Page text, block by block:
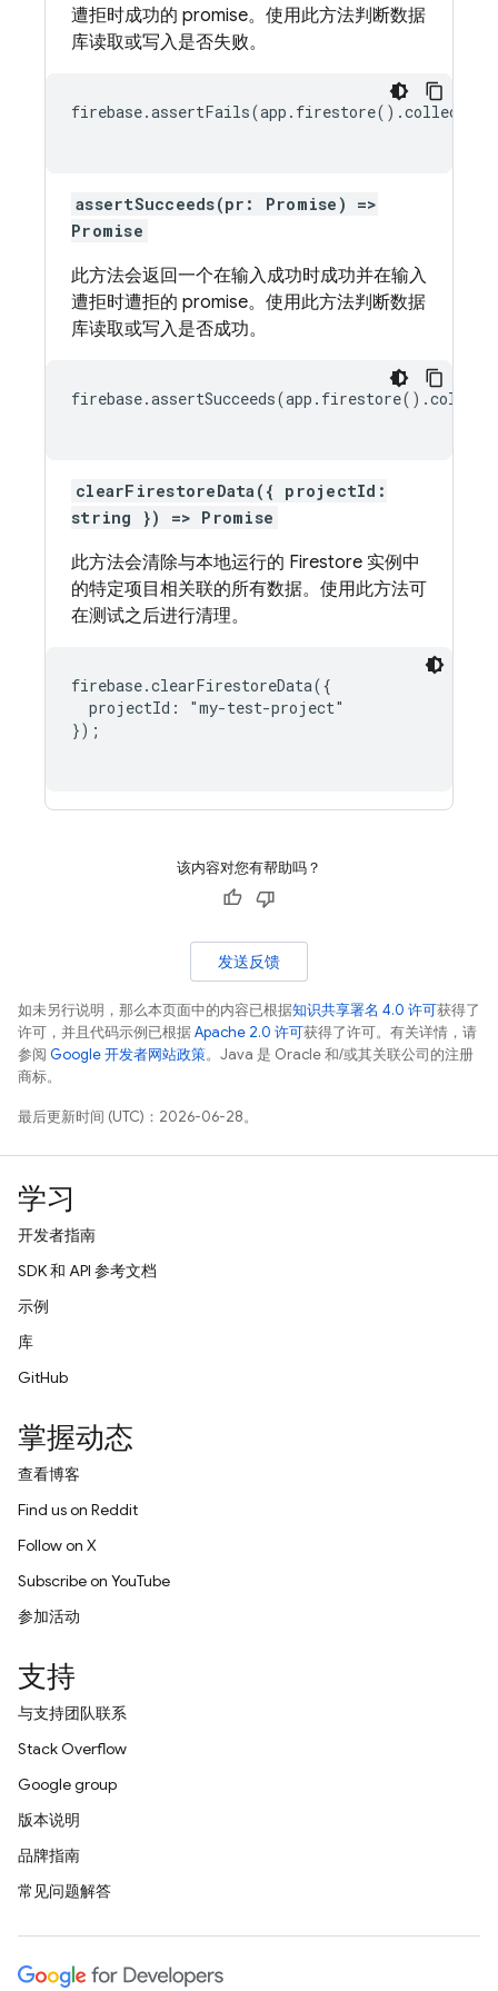
遭拒时成功的 promise。使用此方法判断数据
库读取或写入是否失败。
assertSucceeds(pr: Promise) =>
Promise
此方法会返回一个在输入成功时成功并在输入
遭拒时遭拒的 promise。使用此方法判断数据
库读取或写入是否成功。
clearFirestoreData({ projectId:
string }) => Promise
此方法会清除与本地运行的 Firestore 实例中
的特定项目相关联的所有数据。使用此方法可
在测试之后进行清理。
firebase.clearFirestoreData({
  projectId: "my-test-project"
});
该内容对您有帮助吗？
发送反馈
如未另行说明，那么本页面中的内容已根据知识共享署名 4.0 许可获得了
许可，并且代码示例已根据Apache 2.0 许可获得了许可。有关详情，请
参阅 Google 开发者网站政策。Java 是 Oracle 和/或其关联公司的注册
商标。
最后更新时间 (UTC)：2026-06-28。
学习
开发者指南
SDK 和 API 参考文档
示例
库
GitHub
掌握动态
查看博客
Find us on Reddit
Follow on X
Subscribe on YouTube
参加活动
支持
与支持团队联系
Stack Overflow
Google group
版本说明
品牌指南
常见问题解答